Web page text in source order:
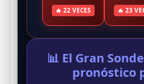
🔥 22 VECES 🔥 23
📊 El Gran
pronóstico